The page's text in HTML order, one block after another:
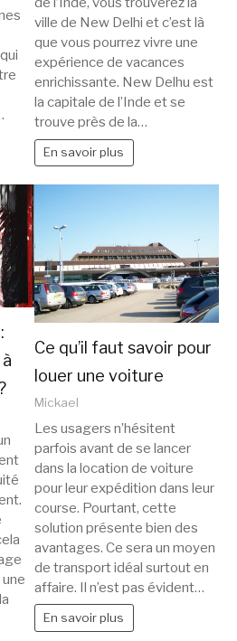
ville de New Delhi et c’est là
que vous pourrez vivre une
expérience de vacances
enrichissante. New Delhu est
la capitale de l’Inde et se
trouve près de la…
En savoir plus
Ce qu’il faut savoir pour
louer une voiture
Mickael
Les usagers n’hésitent
parfois avant de se lancer
dans la location de voiture
pour leur expédition dans leur
course. Pourtant, cette
solution présente bien des
avantages. Ce sera un moyen
de transport idéal surtout en
affaire. Il n’est pas évident…
En savoir plus